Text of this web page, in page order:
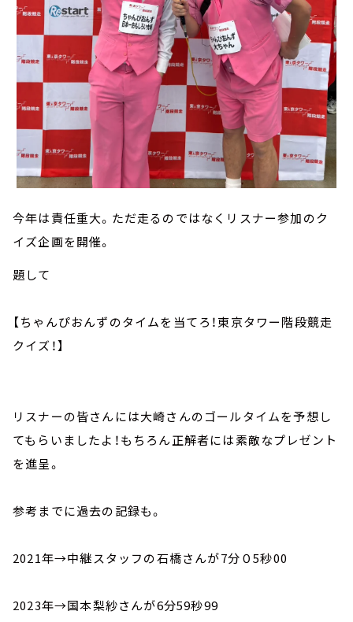
今年は責任重大。ただ走るのではなくリスナー参加のク
イズ企画を開催。
題して
【ちゃんぴおんずのタイムを当てろ！東京タワー階段競走
クイズ！】
リスナーの皆さんには大崎さんのゴールタイムを予想し
てもらいましたよ！もちろん正解者には素敵なプレゼント
を進呈。
参考までに過去の記録も。
2021年→中継スタッフの石橋さんが7分０5秒00
2023年→国本梨紗さんが6分59秒99